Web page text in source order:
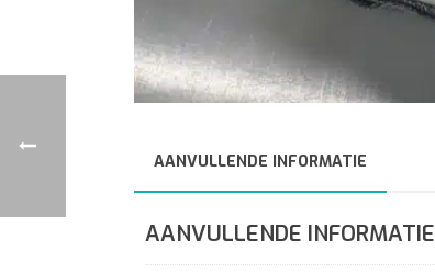
AANVULLENDE INFORMATIE
AANVULLENDE INFORMATIE